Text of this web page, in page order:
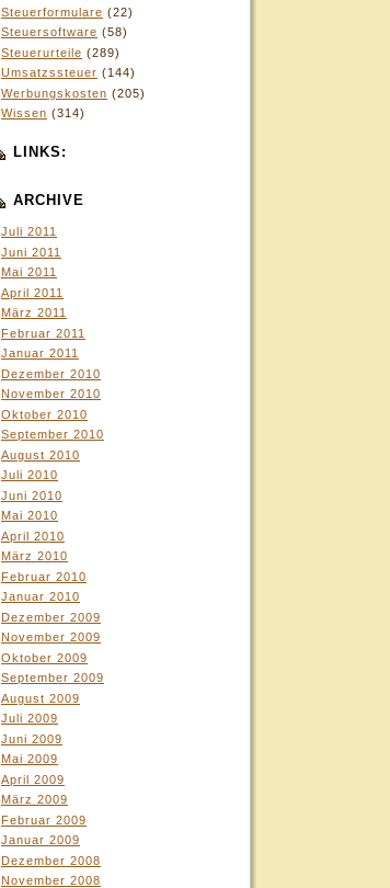
Steuerformulare (22)
Steuersoftware (58)
Steuerurteile (289)
Umsatzssteuer (144)
Werbungskosten (205)
Wissen (314)
LINKS:
ARCHIVE
Juli 2011
Juni 2011
Mai 2011
April 2011
März 2011
Februar 2011
Januar 2011
Dezember 2010
November 2010
Oktober 2010
September 2010
August 2010
Juli 2010
Juni 2010
Mai 2010
April 2010
März 2010
Februar 2010
Januar 2010
Dezember 2009
November 2009
Oktober 2009
September 2009
August 2009
Juli 2009
Juni 2009
Mai 2009
April 2009
März 2009
Februar 2009
Januar 2009
Dezember 2008
November 2008